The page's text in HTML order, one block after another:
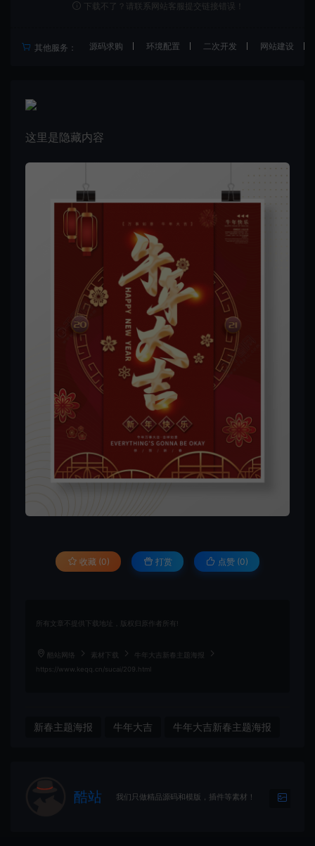
下载不了？请联系网站客服提交链接错误！
其他服务： 源码求购 环境配置 二次开发 网站建设
这里是隐藏内容
收藏 (0) 打赏 点赞 (0)
所有文章不提供下载地址，版权归原作者所有!
酷站网络 素材下载
牛年大吉新春主题海报
https://www.keqq.cn/sucai/209.html
新春主题海报 牛年大吉 牛年大吉新春主题海报
酷站 我们只做精品源码和模版，插件等素材！